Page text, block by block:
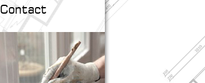
Contact